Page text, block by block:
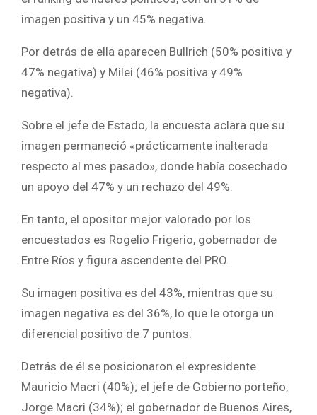
imagen positiva y un 45% negativa.
Por detrás de ella aparecen Bullrich (50% positiva y
47% negativa) y Milei (46% positiva y 49%
negativa).
Sobre el jefe de Estado, la encuesta aclara que su
imagen permaneció «prácticamente inalterada
respecto al mes pasado», donde había cosechado
un apoyo del 47% y un rechazo del 49%.
En tanto, el opositor mejor valorado por los
encuestados es Rogelio Frigerio, gobernador de
Entre Ríos y figura ascendente del PRO.
Su imagen positiva es del 43%, mientras que su
imagen negativa es del 36%, lo que le otorga un
diferencial positivo de 7 puntos.
Detrás de él se posicionaron el expresidente
Mauricio Macri (40%); el jefe de Gobierno porteño,
Jorge Macri (34%); el gobernador de Buenos Aires,